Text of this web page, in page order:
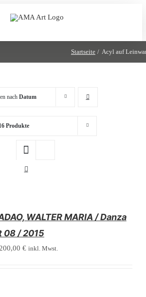
Startseite Acyl auf
nach Datum
Produkte
WALTER MARIA / Danza
08 / 2015
€ inkl. Mwst.